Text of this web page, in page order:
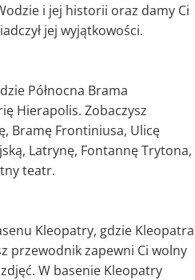
i jej historii oraz damy Ci
jej wyjątkowości.
Północna Brama
Hierapolis. Zobaczysz
Bramę Frontiniusa, Ulicę
Latrynę, Fontannę Trytona,
teatr.
Kleopatry, gdzie Kleopatra
przewodnik zapewni Ci wolny
W basenie Kleopatry